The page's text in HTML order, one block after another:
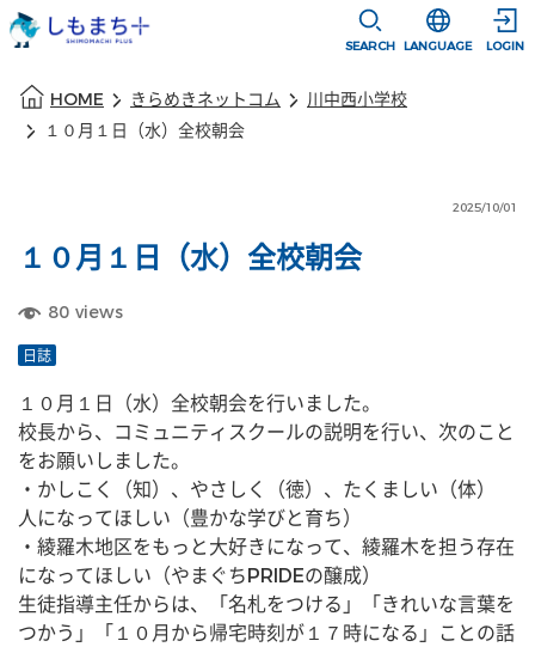
SEARCH
選択すると言
LANGUAGE LOGIN
HOME きらめきネットコム
川中西小学校
１０月１日（水）全校朝会
2025/10/01
１０月１日（水）全校朝会
80 views
日誌
１０月１日（水）全校朝会を行いました。
校長から、コミュニティスクールの説明を行い、次のこと
をお願いしました。
・かしこく（知）、やさしく（徳）、たくましい（体）
人になってほしい（豊かな学びと育ち）
・綾羅木地区をもっと大好きになって、綾羅木を担う存在
になってほしい（やまぐちPRIDEの醸成）
生徒指導主任からは、「名札をつける」「きれいな言葉を
つかう」「１０月から帰宅時刻が１７時になる」ことの話